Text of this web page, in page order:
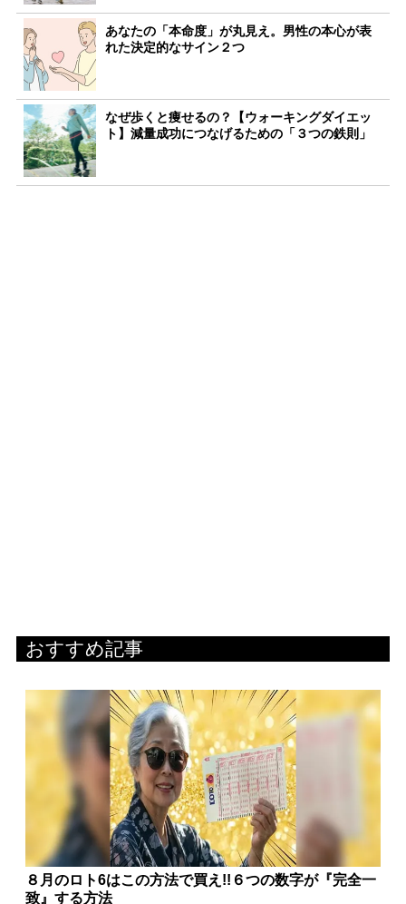
あなたの「本命度」が丸見え。男性の本心が表
れた決定的なサイン２つ
なぜ歩くと痩せるの？【ウォーキングダイエッ
ト】減量成功につなげるための「３つの鉄則」
おすすめ記事
８月のロト6はこの方法で買え!!６つの数字が『完全一
致』する方法